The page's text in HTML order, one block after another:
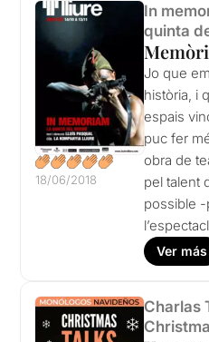
18/06/2018
In
quinta
Jo que
història, i
espais
puc fer
obra de
pel talent
possible
Ver más
Charlas